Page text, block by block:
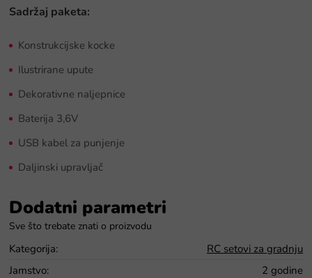
Sadržaj paketa:
Konstrukcijske kocke
Ilustrirane upute
Dekorativne naljepnice
Baterija 3,6V
USB kabel za punjenje
Daljinski upravljač
Dodatni parametri
Kategorija:
RC setovi za gradnju
Jamstvo:
2 godine